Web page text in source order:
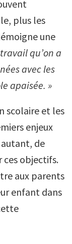
plus les
une
travail qu’on a
avec les
apaisée. »
scolaire et les
enjeux
autant, de
ces objectifs.
aux parents
enfant dans